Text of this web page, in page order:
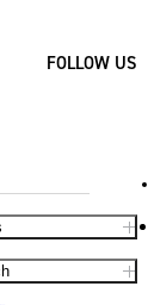
FOLLOW US